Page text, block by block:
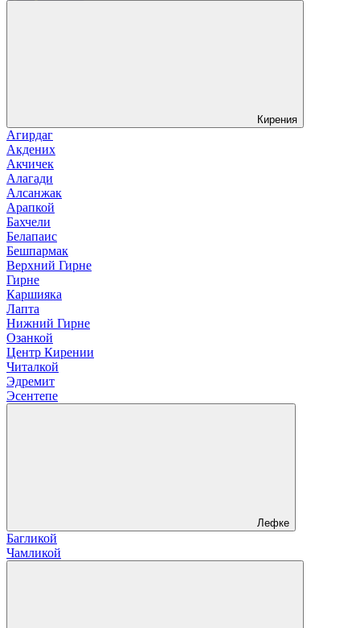
Кирения
Агирдаг
Акдених
Акчичек
Алагади
Алсанжак
Арапкой
Бахчели
Белапаис
Бешпармак
Верхний Гирне
Гирне
Каршияка
Лапта
Нижний Гирне
Озанкой
Центр Кирении
Читалкой
Эдремит
Эсентепе
Лефке
Багликой
Чамликой